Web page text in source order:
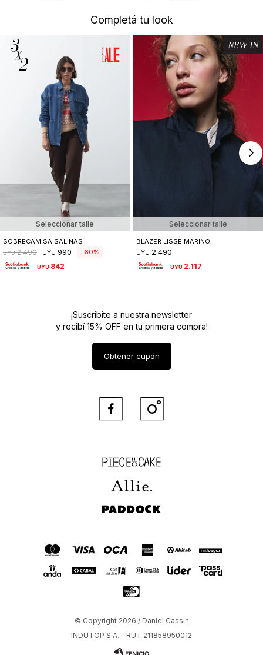
Completá tu look
Seleccionar talle
SOBRECAMISA SALINAS
UYU 2.490 UYU 990 60
UYU 842
Seleccionar talle
BLAZER LISSE MARINO
UYU 2.490
UYU 2.117
Piece of Cake
Allie
Paddock
¡Suscribite a nuestra newsletter
y recibí 15% OFF en tu primera compra!
Obtener cupón
 
© Copyright 2026 / Daniel Cassin
INDUTOP S.A. – RUT 211858950012